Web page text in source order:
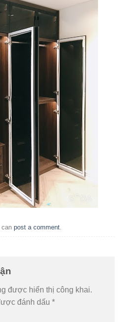
can post a comment.
được hiển thị công khai.
đánh dấu *